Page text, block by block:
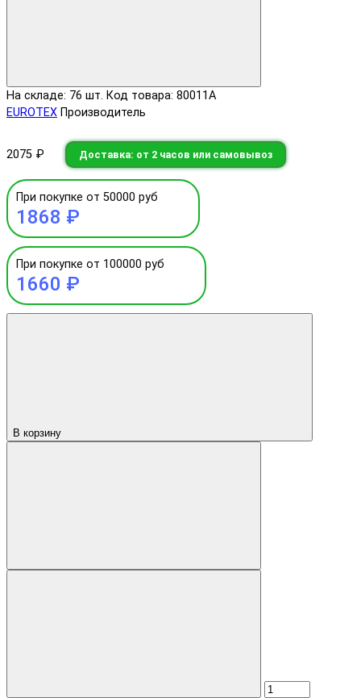
На складе: 76 шт. Код товара: 80011А
EUROTEX Производитель
2075 ₽ Доставка: от 2 часов или самовывоз
При покупке от 50000 руб
1868 ₽
При покупке от 100000 руб
1660 ₽
В корзину